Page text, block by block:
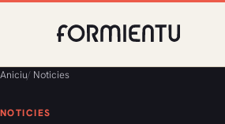
Aniciu/ Noticies
NOTICIES